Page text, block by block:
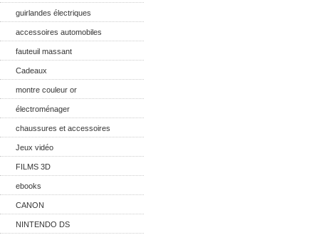
guirlandes électriques
accessoires automobiles
fauteuil massant
Cadeaux
montre couleur or
électroménager
chaussures et accessoires
Jeux vidéo
FILMS 3D
ebooks
CANON
NINTENDO DS